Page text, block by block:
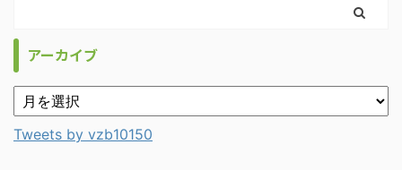
アーカイブ
Tweets by vzb10150